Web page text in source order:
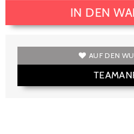
IN DEN
AUF DEN